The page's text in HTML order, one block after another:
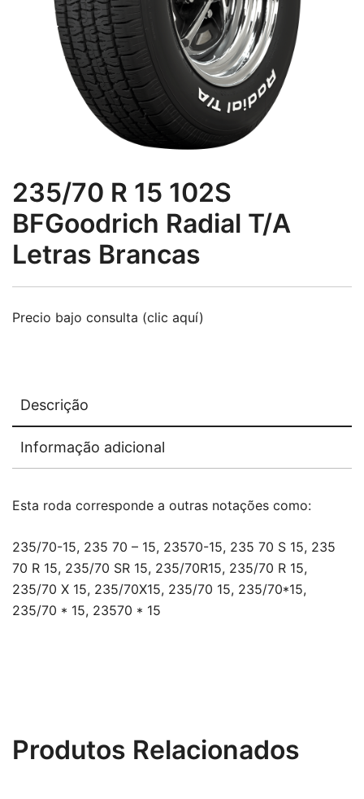
235/70 R 15 102S
BFGoodrich Radial T/A
Letras Brancas
Precio bajo consulta (clic aquí)
Descrição
Informação adicional
Esta roda corresponde a outras notações como:
235/70-15, 235 70 – 15, 23570-15, 235 70 S 15, 235
70 R 15, 235/70 SR 15, 235/70R15, 235/70 R 15,
235/70 X 15, 235/70X15, 235/70 15, 235/70*15,
235/70 * 15, 23570 * 15
Produtos Relacionados